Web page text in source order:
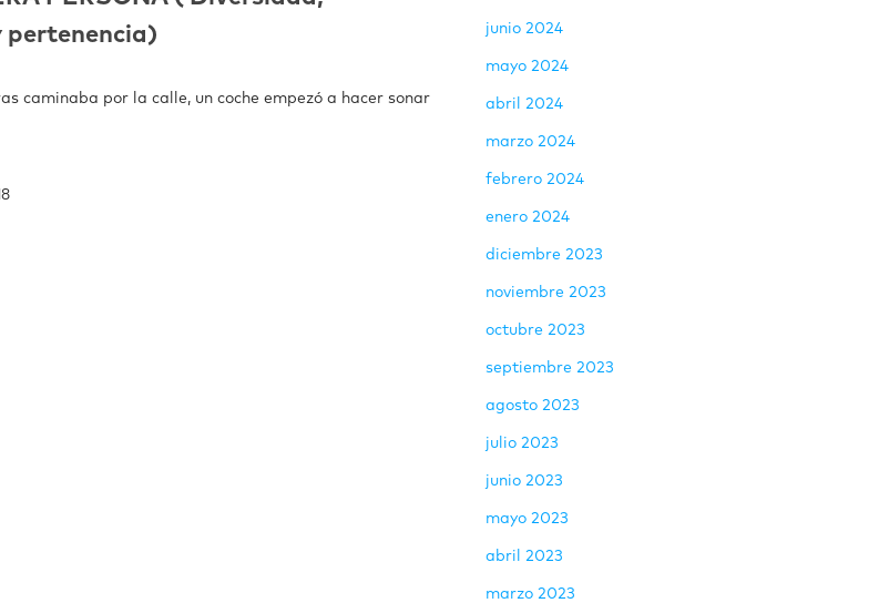
pertenencia)
caminaba por la calle, un coche empezó a hacer sonar
junio 2024
mayo 2024
abril 2024
marzo 2024
febrero 2024
enero 2024
diciembre 2023
noviembre 2023
octubre 2023
septiembre 2023
agosto 2023
julio 2023
junio 2023
mayo 2023
abril 2023
marzo 2023